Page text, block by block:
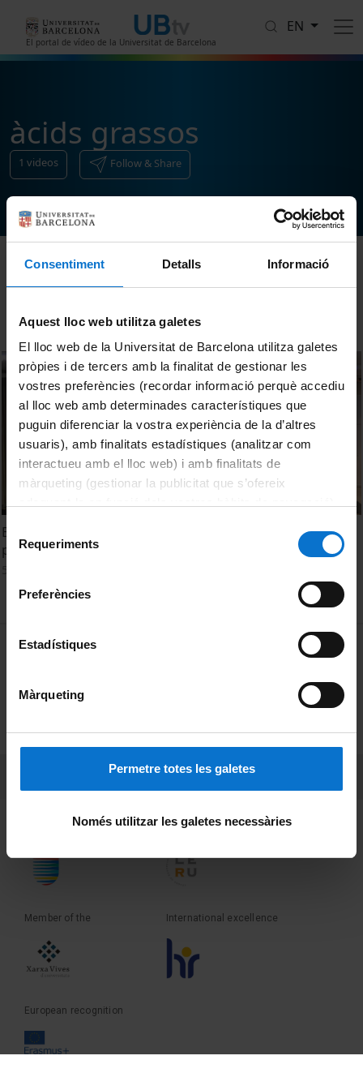
Consentiment Detalls Informació
Aquest lloc web utilitza galetes
El lloc web de la Universitat de Barcelona utilitza galetes
pròpies i de tercers amb la finalitat de gestionar les
vostres preferències (recordar informació perquè accediu
al lloc web amb determinades característiques que
puguin diferenciar la vostra experiència de la d’altres
usuaris), amb finalitats estadístiques (analitzar com
interactueu amb el lloc web) i amb finalitats de
màrqueting (gestionar la publicitat que s’ofereix
consultar laPolítica de galetes del lloc web de la
Selecció
de Requeriments
Preferències
Estadístiques
Màrqueting
Permetre totes les galetes
Només utilitzar les galetes necessàries
El portal de vídeo de la Universitat de Barcelona
EN
àcids grassos
1 videos Follow & Share
Sort
Evaluation of Volatile Fatty Acids production from MBT
plant waste: temperature effects
MENÚ PEU 1
Terms and privacy
Founder of the Member of the
Member of the International excellence
European recognition